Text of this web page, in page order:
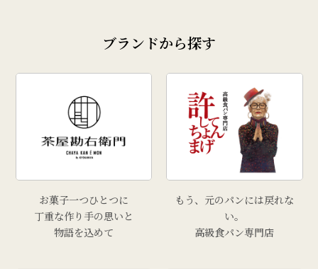
ブランドから探す
お菓子一つひとつに
丁重な作り手の思いと
物語を込めて
もう、元のパンには戻れな
い。
高級食パン専門店